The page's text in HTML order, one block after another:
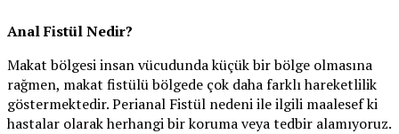
Anal Fistül Nedir?
Makat bölgesi insan vücudunda küçük bir bölge olmasına
rağmen, makat fistülü bölgede çok daha farklı hareketlilik
göstermektedir. Perianal Fistül nedeni ile ilgili maalesef ki
hastalar olarak herhangi bir koruma veya tedbir alamıyoruz.